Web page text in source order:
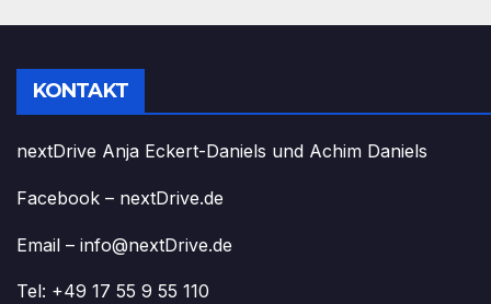
KONTAKT
nextDrive Anja Eckert-Daniels und Achim Daniels
Facebook – nextDrive.de
Email – info@nextDrive.de
Tel: +49 17 55 9 55 110